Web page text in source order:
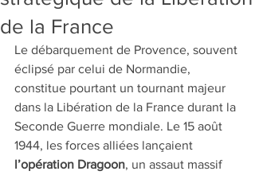
de la France
Le débarquement de Provence, souvent
éclipsé par celui de Normandie,
constitue pourtant un tournant majeur
dans la Libération de la France durant la
Seconde Guerre mondiale. Le 15 août
1944, les forces alliées lançaient
l’opération Dragoon, un assaut massif